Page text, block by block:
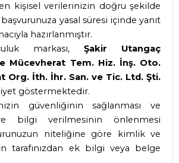
kişisel verilerinizin doğru şekilde
yasal süresi içinde yanıt
hazırlanmıştır.
markası, Şakir Utangaç
Mücevherat Tem. Hiz. İnş. Oto.
Org. İth. İhr. San. ve Tic. Ltd. Şti.
göstermektedir.
güvenliğinin sağlanması ve
bilgi verilmesinin önlenmesi
niteliğine göre kimlik ve
tarafınızdan ek bilgi veya belge